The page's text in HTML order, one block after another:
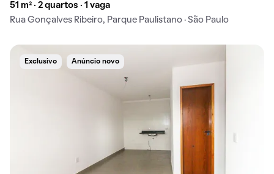
51 m² · 2 quartos · 1 vaga
Rua Gonçalves Ribeiro, Parque Paulistano · São Paulo
Exclusivo Anúncio novo